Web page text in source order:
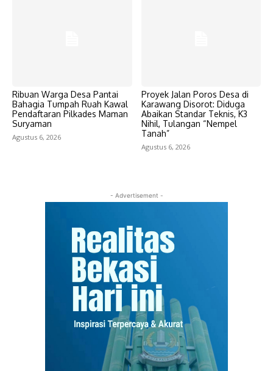
Ribuan Warga Desa Pantai
Bahagia Tumpah Ruah Kawal
Pendaftaran Pilkades Maman
Suryaman
Agustus 6, 2026
Proyek Jalan Poros Desa di
Karawang Disorot: Diduga
Abaikan Standar Teknis, K3
Nihil, Tulangan “Nempel
Tanah”
Agustus 6, 2026
- Advertisement -